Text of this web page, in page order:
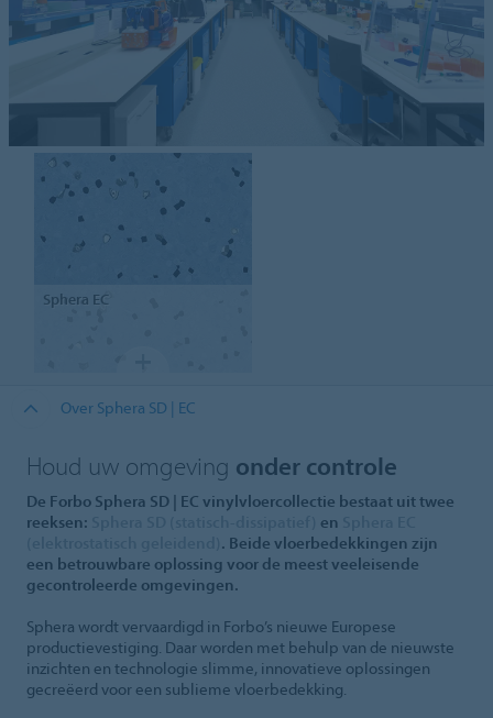
Sphera EC
Over Sphera SD | EC
Houd uw omgeving onder controle
De Forbo Sphera SD | EC vinylvloercollectie bestaat uit twee
reeksen:
en
. Beide vloerbedekkingen zijn
een betrouwbare oplossing voor de meest veeleisende
gecontroleerde omgevingen.
Sphera wordt vervaardigd in Forbo’s nieuwe Europese
productievestiging. Daar worden met behulp van de nieuwste
inzichten en technologie slimme, innovatieve oplossingen
gecreëerd voor een sublieme vloerbedekking.